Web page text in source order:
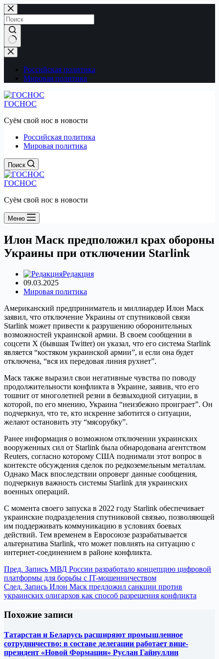
Перейти
к
сути
Ничего
не
найденоРоссийская политика
Мировая политика
ГОСНОС
Суём свой нос в новости
Российская политика
Мировая политика
Поиск
ГОСНОС
Суём свой нос в новости
Меню
Илон Маск предположил крах обороны
Украины при отключении Starlink
Редакция
09.03.2025
Мировая политика
Американский предприниматель и миллиардер Илон Маск
заявил, что отключение Украины от спутниковой связи
Starlink может привести к разрушению оборонительных
возможностей украинской армии. В своем сообщении в
соцсети X (бывшая Twitter) он указал, что его система Starlink
является “костяком украинской армии”, и если она будет
отключена, “вся их передовая линия рухнет”.
Маск также выразил свои негативные чувства по поводу
продолжительности конфликта в Украине, заявив, что его
тошнит от многолетней резни в безвыходной ситуации, в
которой, по его мнению, Украина “неизбежно проиграет”. Он
подчеркнул, что те, кто искренне заботится о ситуации,
желают остановить эту “мясорубку”.
Ранее информация о возможном отключении украинских
вооруженных сил от Starlink была обнародована агентством
Reuters, согласно которому США поднимали этот вопрос в
контексте обсуждения сделок по редкоземельным металлам.
Однако Маск впоследствии опроверг данные сообщения,
подчеркнув важность системы Starlink для украинских
военных операций.
С момента своего запуска в 2022 году Starlink обеспечивает
украинские подразделения спутниковой связью, позволяющей
им поддерживать коммуникацию в условиях боевых
действий. Тем временем в Евросоюзе разрабатывается
альтернатива Starlink, что может повлиять на ситуацию с
интернет-соединением в районе конфликта.
Пред. Запись МВД России разработало концепцию цифровой
платформы для борьбы с IT-мошенничеством
След. Запись Илон Маск предложил санкции против
украинских олигархов как способ разрешения конфликта
Похожие записи
Татарстан и Беларусь расширяют промышленное
сотрудничество: в составе делегации работает вице-
президент «Новой Формации» Руслан Гайнуллин